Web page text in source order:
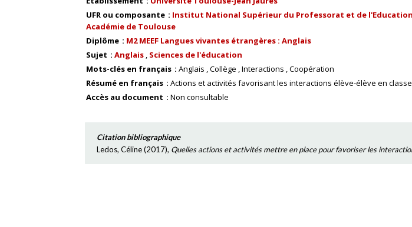
UFR ou composante
Institut National Supérieur du Professorat et de l'Education
Académie de Toulouse
Diplôme
M2 MEEF Langues vivantes étrangères : Anglais
Sujet
Anglais Sciences de l'éducation
Mots-clés en français
Anglais Collège Interactions Coopération
Résumé en français
Actions et activités favorisant les interactions élève-élève en
Accès au document
Non consultable
Citation bibliographique
Ledos, Céline(2017), Quelles actions et activités mettre en place pour favoriser les